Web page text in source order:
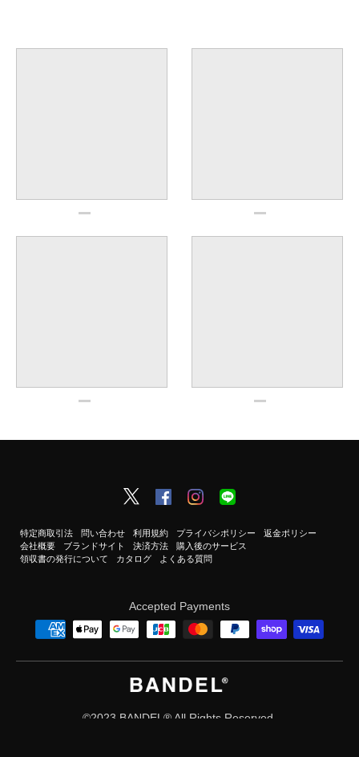
特定商取引法 問い合わせ 利用規約 プライバシポリシー
返金ポリシー
会社概要
ブランドサイト 決済方法
購入後のサービス
領収書の発行について
カタログ よくある質問
Accepted Payments
©2023 BANDEL®︎ All Rights Reserved.